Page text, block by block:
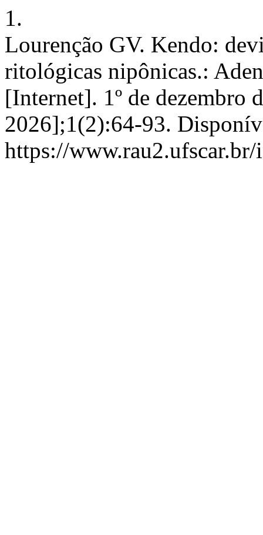
1.
Lourenção GV. Kendo:
ritológicas nipônicas.:
[Internet]. 1º de dezembro
2026];1(2):64-93.
https://